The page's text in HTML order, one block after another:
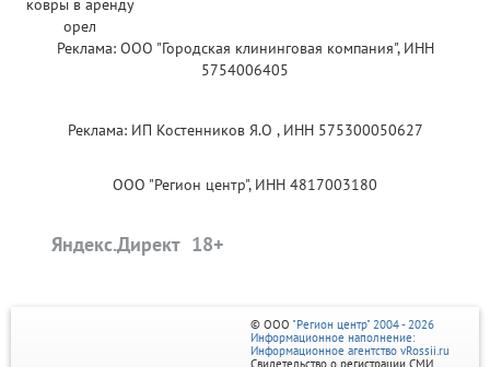
Реклама: ООО "Городская клининговая компания", ИНН
5754006405
Реклама: ИП Костенников Я.О , ИНН 575300050627
ООО "Регион центр", ИНН 4817003180
Яндекс.Директ
© ООО "Регион центр" 2004 - 2026
Информационное наполнение:
Информационное агентство vRossii.ru
Свидетельство о регистрации СМИ